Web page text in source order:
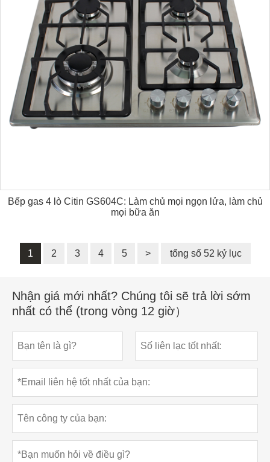
Bếp gas 4 lò Citin GS604C: Làm chủ mọi ngọn lửa, làm chủ
mọi bữa ăn
1 2 3 4 5 > tổng số 52 kỷ lục
Nhận giá mới nhất? Chúng tôi sẽ trả lời sớm
nhất có thể (trong vòng 12 giờ）